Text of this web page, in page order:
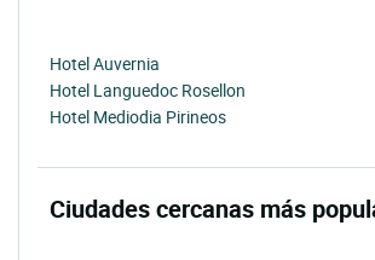
Hotel Auvernia
Hotel Languedoc Rosellon
Hotel Mediodia Pirineos
Ciudades cercanas más